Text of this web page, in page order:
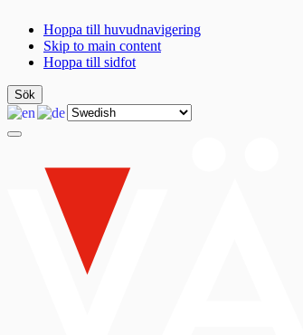
Hoppa till huvudnavigering
Skip to main content
Hoppa till sidfot
Sök
Öppna